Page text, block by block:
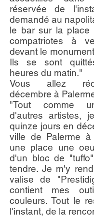
réservée de
demandé au
le bar sur la place
compatriotes à
devant le
Ils se sont
heures du matin."
Vous allez
décembre à
"Tout comme
d'autres artistes,
quinze jours en
ville de Palerme
une place une
d'un bloc de
tendre. Je m'y
valise de
contient mes
couleurs. Tout le
l'instant, de la